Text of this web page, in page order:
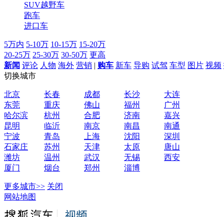
SUV越野车
跑车
进口车
5万内 5-10万 10-15万 15-20万
20-25万 25-30万 30-50万 更高
新闻 评论 人物 海外 营销 | 购车 新车 导购 试驾 车型 图片 视频
切换城市
北京 长春 成都 长沙
大连
东莞
重庆 佛山 福州
广州
哈尔滨
杭州 合肥 济南
嘉兴
昆明
临沂 南京 南昌
南通
宁波
青岛 上海 沈阳
深圳
石家庄
苏州 天津 太原
唐山
潍坊
温州 武汉 无锡
西安
厦门
烟台 郑州 淄博
更多城市>> 关闭
网站地图